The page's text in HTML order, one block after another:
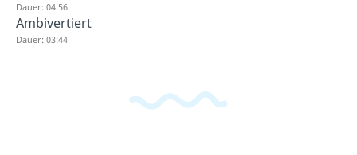
Dauer: 04:56
Ambivertiert
Dauer: 03:44